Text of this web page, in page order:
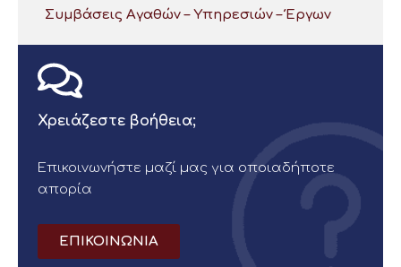
Συμβάσεις Αγαθών – Υπηρεσιών – Έργων
Χρειάζεστε βοήθεια;
Επικοινωνήστε μαζί μας για οποιαδήποτε
απορία
ΕΠΙΚΟΙΝΩΝΙΑ